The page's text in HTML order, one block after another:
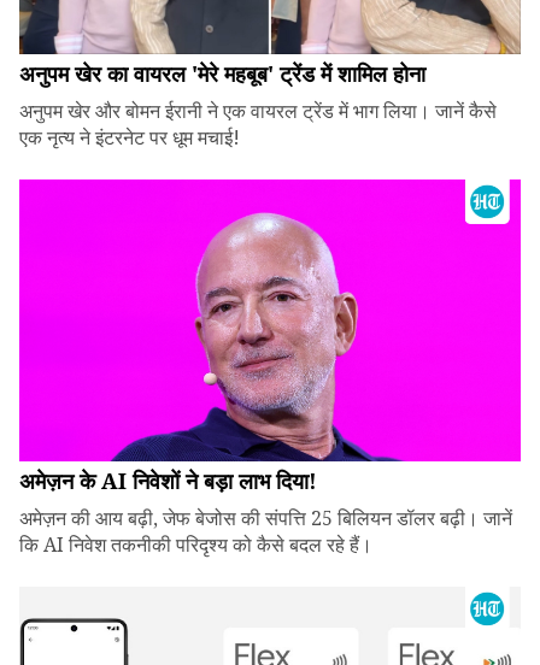
अनुपम खेर का वायरल 'मेरे महबूब' ट्रेंड में शामिल होना
अनुपम खेर और बोमन ईरानी ने एक वायरल ट्रेंड में भाग लिया। जानें कैसे
एक नृत्य ने इंटरनेट पर धूम मचाई!
अमेज़न के AI निवेशों ने बड़ा लाभ दिया!
अमेज़न की आय बढ़ी, जेफ बेजोस की संपत्ति 25 बिलियन डॉलर बढ़ी। जानें
कि AI निवेश तकनीकी परिदृश्य को कैसे बदल रहे हैं।